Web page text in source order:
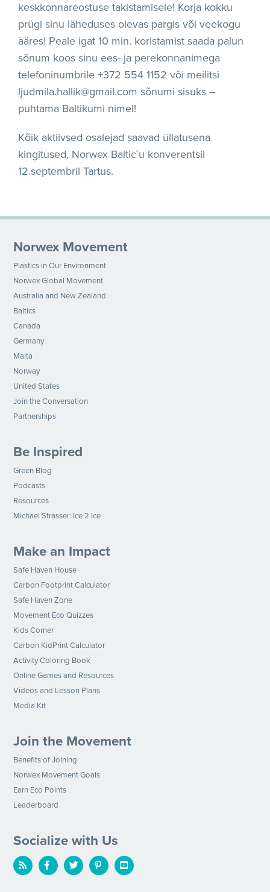
keskkonnareostuse takistamisele! Korja kokku
prügi sinu läheduses olevas pargis või veekogu
ääres! Peale igat 10 min. koristamist saada palun
sõnum koos sinu ees- ja perekonnanimega
telefoninumbrile +372 554 1152 või meilitsi
ljudmila.hallik@gmail.com sõnumi sisuks –
puhtama Baltikumi nimel!
Kõik aktiivsed osalejad saavad üllatusena
kingitused, Norwex Baltic´u konverentsil
12.septembril Tartus.
Norwex Movement
Plastics in Our Environment
Norwex Global Movement
Australia and New Zealand
Baltics
Canada
Germany
Malta
Norway
United States
Join the Conversation
Partnerships
Be Inspired
Green Blog
Podcasts
Resources
Michael Strasser: Ice 2 Ice
Make an Impact
Safe Haven House
Carbon Footprint Calculator
Safe Haven Zone
Movement Eco Quizzes
Kids Corner
Carbon KidPrint Calculator
Activity Coloring Book
Online Games and Resources
Videos and Lesson Plans
Media Kit
Join the Movement
Benefits of Joining
Norwex Movement Goals
Earn Eco Points
Leaderboard
Socialize with Us